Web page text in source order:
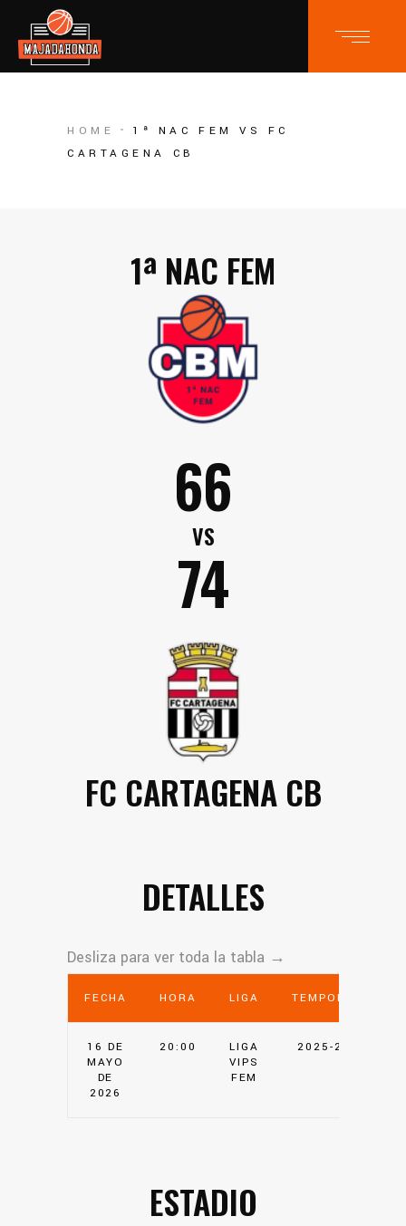
HOME
1ª NAC FEM VS FC
CARTAGENA CB
1ª NAC FEM
66
VS
74
FC CARTAGENA CB
DETALLES
FECHA HORA LIGA TEMPORADA
16 DE
MAYO
DE
2026
20:00
LIGA
VIPS
FEM
2025-2026
ESTADIO